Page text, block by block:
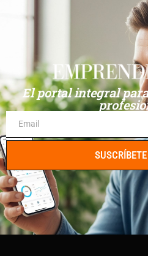
El portal integral